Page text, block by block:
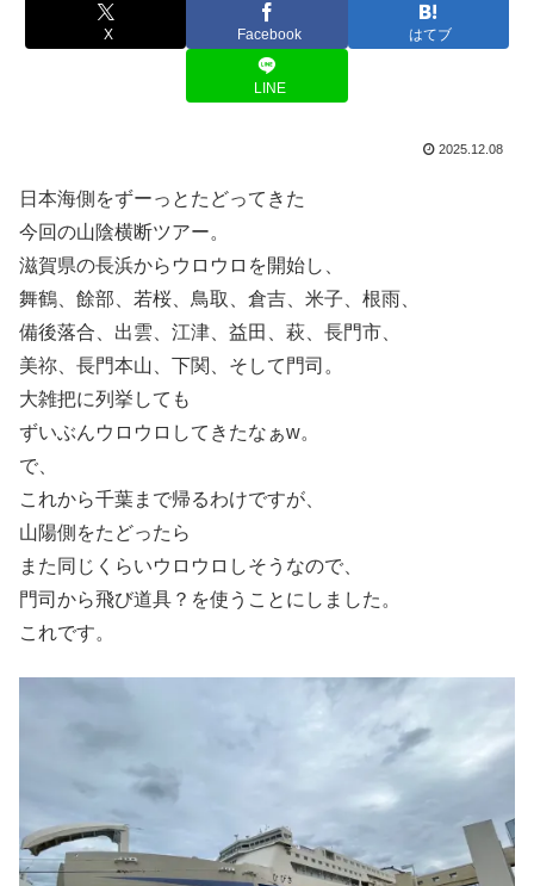
X Facebook はてブ
LINE
2025.12.08
日本海側をずーっとたどってきた
今回の山陰横断ツアー。
滋賀県の長浜からウロウロを開始し、
舞鶴、餘部、若桜、鳥取、倉吉、米子、根雨、
備後落合、出雲、江津、益田、萩、長門市、
美祢、長門本山、下関、そして門司。
大雑把に列挙しても
ずいぶんウロウロしてきたなぁw。
で、
これから千葉まで帰るわけですが、
山陽側をたどったら
また同じくらいウロウロしそうなので、
門司から飛び道具？を使うことにしました。
これです。